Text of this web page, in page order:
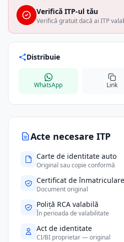
Acte necesare ITP
Carte de identitate auto
Original sau copie conformă
Certificat de înmatriculare
Document original
Poliță RCA valabilă
În perioada de valabilitate
Act de identitate
CI/BI proprietar — original
Verifică ITP-ul tău
Verifică gratuit dacă ai ITP
Distribuie
WhatsApp Link